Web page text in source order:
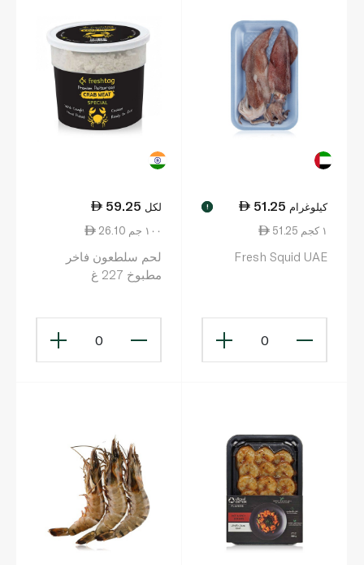
51.25 كيلوغرام !
51.25 ١ كجم
Fresh Squid UAE
0
59.25 لكل
26.10 ١٠٠ جم
لحم سلطعون فاخر
مطبوخ 227 غ
0